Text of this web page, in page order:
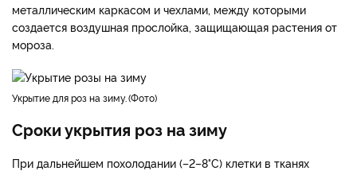
металлическим каркасом и чехлами, между которыми
создается воздушная прослойка, защищающая растения от
мороза.
укрытие для роз на зиму. Фото
Сроки укрытия роз на зиму
При дальнейшем похолодании (–2–8°С) клетки в тканях